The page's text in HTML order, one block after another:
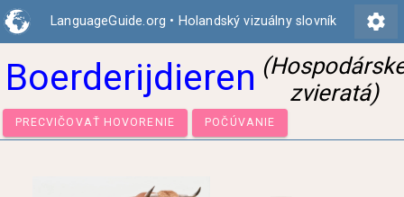
LanguageGuide.org • Holandský vizuálny slovník settings
Boerderijdieren
zvieratá)
PRECVIČOVAŤ HOVORENIE POČÚVANIE